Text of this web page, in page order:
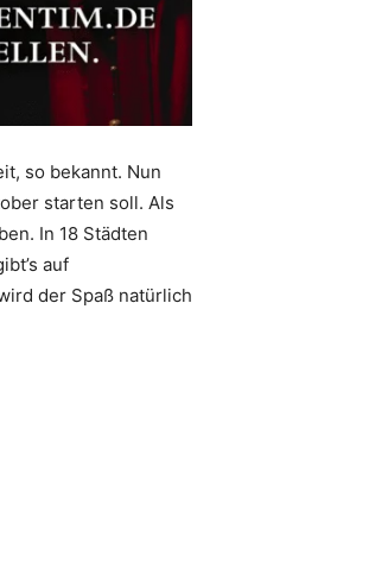
so bekannt. Nun
starten soll. Als
In 18 Städten
auf
der Spaß natürlich